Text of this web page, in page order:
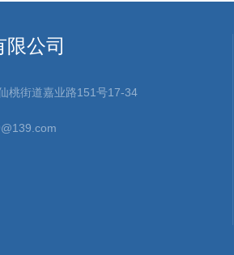
公司
桃街道嘉业路151号17-34